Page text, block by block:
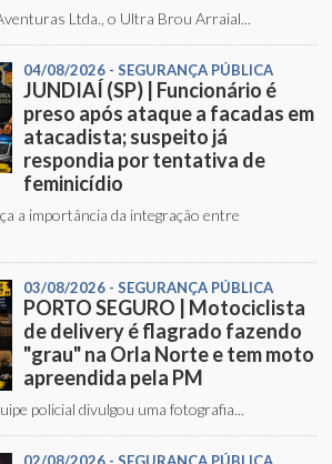
Ltda., o Ultra Brou Arraial...
04/08/2026 - SEGURANÇA PÚBLICA
JUNDIAÍ (SP) | Funcionário é
preso após ataque a facadas em
atacadista; suspeito já
respondia por tentativa de
feminicídio
a importância da integração entre
03/08/2026 - SEGURANÇA PÚBLICA
PORTO SEGURO | Motociclista
de delivery é flagrado fazendo
"grau" na Orla Norte e tem moto
apreendida pela PM
policial divulgou uma fotografia...